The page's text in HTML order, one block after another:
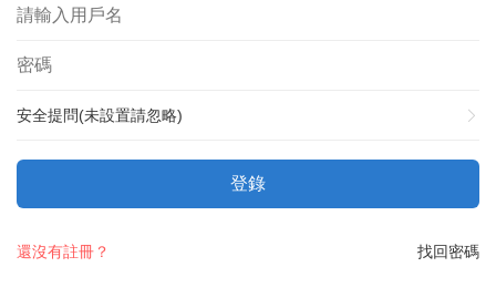
安全提問(未設置請忽略)
登錄
找回密碼
還沒有註冊？